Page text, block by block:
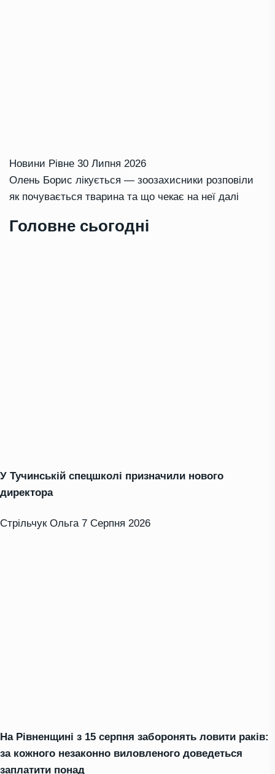
Новини Рівне 30 Липня 2026
Олень Борис лікується — зоозахисники розповіли
як почувається тварина та що чекає на неї далі
Головне сьогодні
У Тучинській спецшколі призначили нового
директора
Стрільчук Ольга 7 Серпня 2026
На Рівненщині з 15 серпня заборонять ловити раків:
за кожного незаконно виловленого доведеться
заплатити понад